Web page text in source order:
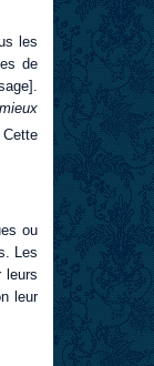
les
de
Cette
ou
Les
leurs
leur